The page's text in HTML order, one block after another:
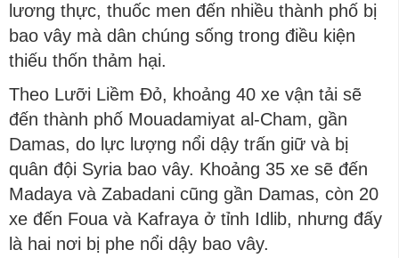
lương thực, thuốc men đến nhiều thành phố bị
bao vây mà dân chúng sống trong điều kiện
thiếu thốn thảm hại.
Theo Lưỡi Liềm Đỏ, khoảng 40 xe vận tải sẽ
đến thành phố Mouadamiyat al-Cham, gần
Damas, do lực lượng nổi dậy trấn giữ và bị
quân đội Syria bao vây. Khoảng 35 xe sẽ đến
Madaya và Zabadani cũng gần Damas, còn 20
xe đến Foua và Kafraya ở tỉnh Idlib, nhưng đấy
là hai nơi bị phe nổi dậy bao vây.